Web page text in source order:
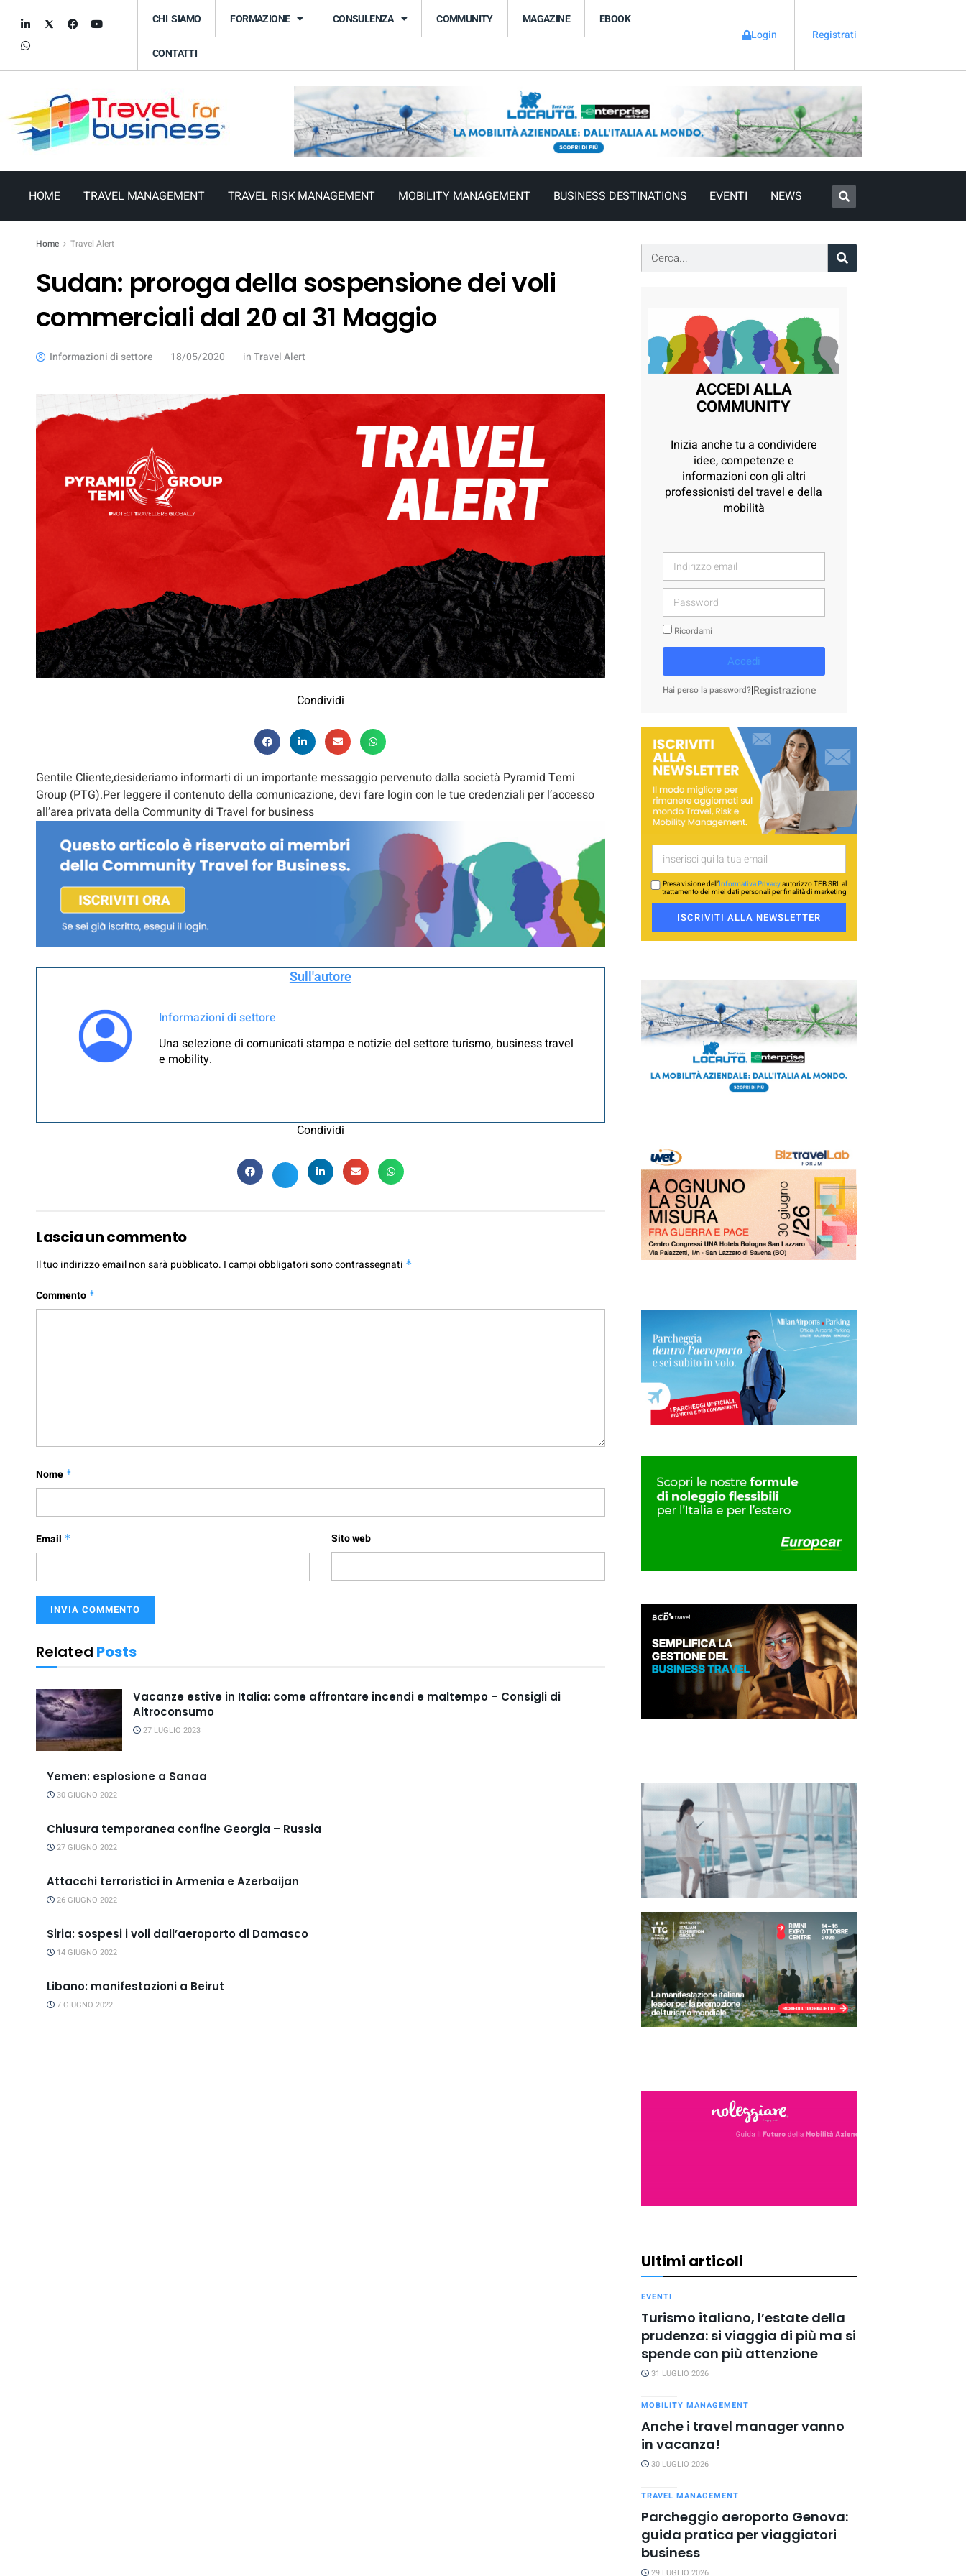
CHI SIAMO FORMAZIONE CONSULENZA COMMUNITY MAGAZINE EBOOK
CONTATTI
Login Registrati
HOME TRAVEL MANAGEMENT TRAVEL RISK MANAGEMENT MOBILITY MANAGEMENT BUSINESS DESTINATIONS EVENTI NEWS
Home Travel Alert
Sudan: proroga della sospensione dei voli
commerciali dal 20 al 31 Maggio
Informazioni di settore 18/05/2020 inTravel Alert
Condividi
Gentile Cliente,desideriamo informarti di un importante messaggio pervenuto dalla società Pyramid Temi
Group (PTG).Per leggere il contenuto della comunicazione, devi fare login con le tue credenziali per l’accesso
all’area privata della Community di Travel for business
Sull'autore
Informazioni di settore
Una selezione di comunicati stampa e notizie del settore turismo, business travel
e mobility.
Condividi
Lascia un commento
Il tuo indirizzo email non sarà pubblicato. I campi obbligatori sono contrassegnati *
Commento *
Nome *
Email * Sito web
Related Posts
Vacanze estive in Italia: come affrontare incendi e maltempo – Consigli di
Altroconsumo
27 LUGLIO 2023
Yemen: esplosione a Sanaa
30 GIUGNO 2022
Chiusura temporanea confine Georgia – Russia
27 GIUGNO 2022
Attacchi terroristici in Armenia e Azerbaijan
26 GIUGNO 2022
Siria: sospesi i voli dall’aeroporto di Damasco
14 GIUGNO 2022
Libano: manifestazioni a Beirut
7 GIUGNO 2022
ACCEDI ALLA
COMMUNITY
Inizia anche tu a condividere
idee, competenze e
informazioni con gli altri
professionisti del travel e della
mobilità
Ricordami
Accedi
Hai perso la password?|Registrazione
Presa visione dell’Informativa Privacyautorizzo TFB SRL al
trattamento dei miei dati personali per finalità di marketing
ISCRIVITI ALLA NEWSLETTER
Ultimi articoli
EVENTI
Turismo italiano, l’estate della
prudenza: si viaggia di più ma si
spende con più attenzione
31 LUGLIO 2026
MOBILITY MANAGEMENT
Anche i travel manager vanno
in vacanza!
30 LUGLIO 2026
TRAVEL MANAGEMENT
Parcheggio aeroporto Genova:
guida pratica per viaggiatori
business
29 LUGLIO 2026